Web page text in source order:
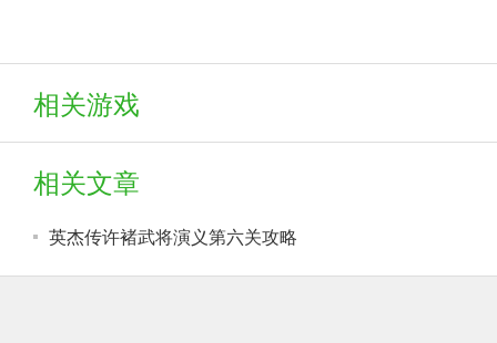
相关游戏
相关文章
英杰传许褚武将演义第六关攻略